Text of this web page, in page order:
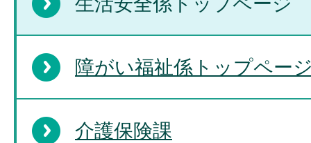
障がい福祉係トップペー
介護保険課